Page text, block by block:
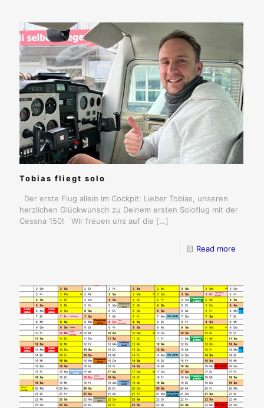
Tobias fliegt solo
Der erste Flug allein im Cockpit: Lieber Tobias, unseren
herzlichen Glückwunsch zu Deinem ersten Soloflug mit der
Cessna 150! Wir freuen uns auf die […]
Read more